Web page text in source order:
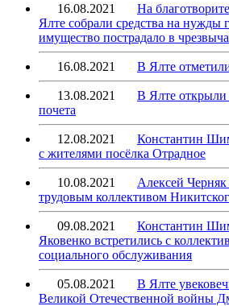
16.08.2021
На
Ялте собрали средства на нужды
имущество пострадало в
16.08.2021 В Ялте
13.08.2021
В Ялте
почета
12.08.2021
Константин
с жителями посёлка Отрадное
10.08.2021
Алексей Черняк
трудовым коллективом
09.08.2021
Константин
Яковенко встретились с
социального обслуживания
05.08.2021
В Ялте
Великой Отечественной войны